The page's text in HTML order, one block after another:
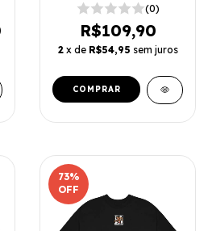
(0)
R$109,90
2 x de R$54,95 sem juros
COMPRAR
73%
OFF